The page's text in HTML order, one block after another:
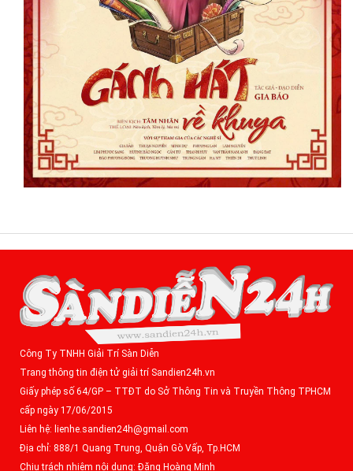
Công Ty TNHH Giải Trí Sàn Diễn
Trang thông tin điện tử giải trí Sandien24h.vn
Giấy phép số 64/GP – TTĐT do Sở Thông Tin và Truyền Thông TPHCM
cấp ngày 17/06/2015
Liên hệ: lienhe.sandien24h@gmail.com
Địa chỉ: 888/1 Quang Trung, Quận Gò Vấp, Tp.HCM
Chịu trách nhiệm nội dung: Đặng Hoàng Minh